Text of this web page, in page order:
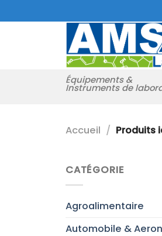
au
Équipements &
Instruments de
Accueil / Produits
CATÉGORIE
Agroalimentaire
Automobile &